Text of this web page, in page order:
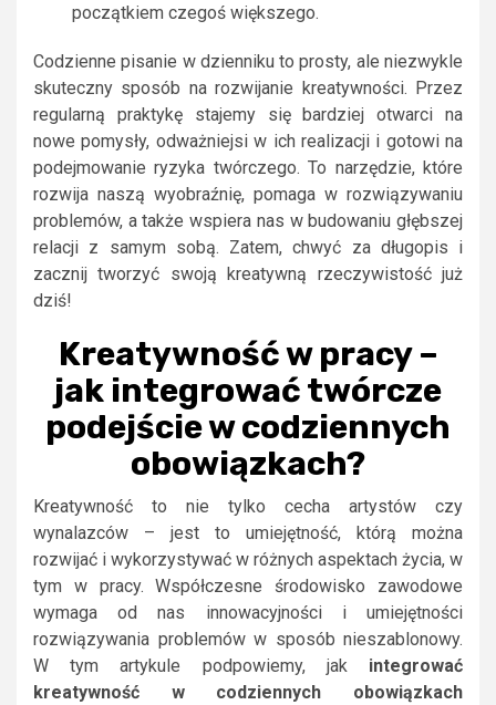
początkiem czegoś większego.
Codzienne pisanie w dzienniku to prosty, ale niezwykle
skuteczny sposób na rozwijanie kreatywności. Przez
regularną praktykę stajemy się bardziej otwarci na
nowe pomysły, odważniejsi w ich realizacji i gotowi na
podejmowanie ryzyka twórczego. To narzędzie, które
rozwija naszą wyobraźnię, pomaga w rozwiązywaniu
problemów, a także wspiera nas w budowaniu głębszej
relacji z samym sobą. Zatem, chwyć za długopis i
zacznij tworzyć swoją kreatywną rzeczywistość już
dziś!
Kreatywność w pracy –
jak integrować twórcze
podejście w codziennych
obowiązkach?
Kreatywność to nie tylko cecha artystów czy
wynalazców – jest to umiejętność, którą można
rozwijać i wykorzystywać w różnych aspektach życia, w
tym w pracy. Współczesne środowisko zawodowe
wymaga od nas innowacyjności i umiejętności
rozwiązywania problemów w sposób nieszablonowy.
W tym artykule podpowiemy, jak integrować
kreatywność w codziennych obowiązkach